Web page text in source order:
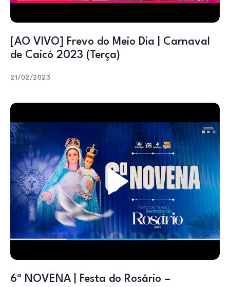
[AO VIVO] Frevo do Meio Dia | Carnaval
de Caicó 2023 (Terça)
21/02/2023
6ª NOVENA | Festa do Rosário –